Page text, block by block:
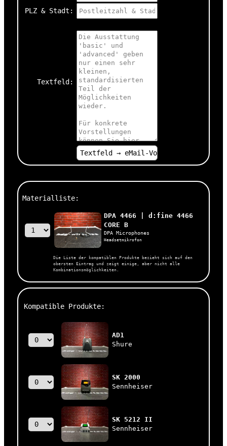
PLZ & Stadt:
Textfeld:
Materialliste:
DPA 4466 | d:fine 4466
CORE B
DPA Microphones
Headsetmikrofon
Die Liste der kompatiblen Produkte bezieht sich auf den
obersten Eintrag und zeigt einige, aber nicht alle
Kombinationsmöglichkeiten.
Kompatible Produkte:
AD1
Shure
SK 2000
Sennheiser
SK 5212 II
Sennheiser